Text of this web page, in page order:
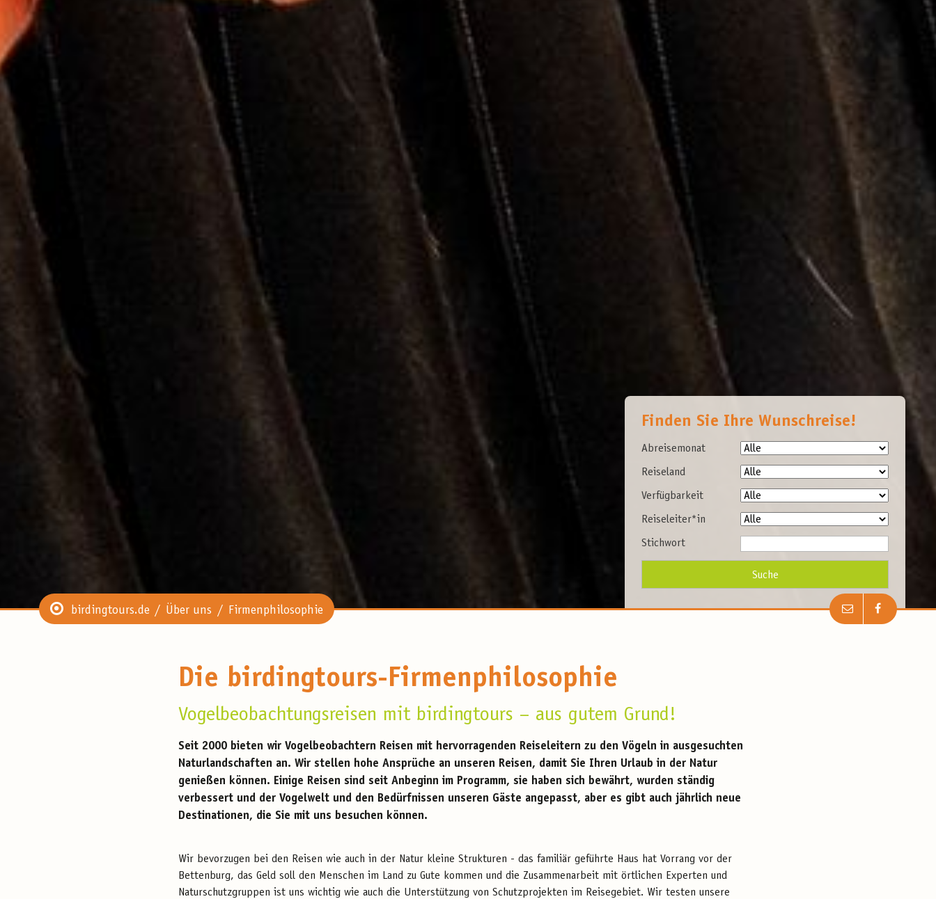
Finden Sie Ihre Wunschreise!
Abreisemonat
Reiseland
Verfügbarkeit
Reiseleiter*in
Stichwort
birdingtours.de Über uns Firmenphilosophie
Die birdingtours-Firmenphilosophie
Vogelbeobachtungsreisen mit birdingtours – aus gutem Grund!
Seit 2000 bieten wir Vogelbeobachtern Reisen mit hervorragenden Reiseleitern zu den Vögeln in ausgesuchten
Naturlandschaften an. Wir stellen hohe Ansprüche an unseren Reisen, damit Sie Ihren Urlaub in der Natur
genießen können. Einige Reisen sind seit Anbeginn im Programm, sie haben sich bewährt, wurden ständig
verbessert und der Vogelwelt und den Bedürfnissen unseren Gäste angepasst, aber es gibt auch jährlich neue
Destinationen, die Sie mit uns besuchen können.
Wir bevorzugen bei den Reisen wie auch in der Natur kleine Strukturen - das familiär geführte Haus hat Vorrang vor der
Bettenburg, das Geld soll den Menschen im Land zu Gute kommen und die Zusammenarbeit mit örtlichen Experten und
Naturschutzgruppen ist uns wichtig wie auch die Unterstützung von Schutzprojekten im Reisegebiet. Wir testen unsere